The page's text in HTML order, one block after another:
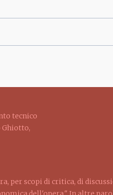
tecnico
Ghiotto,
per scopi di critica, di